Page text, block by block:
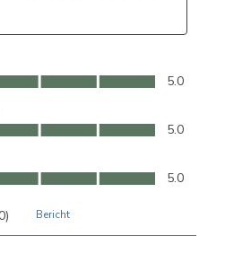
5.0
von 5
5.0
5.0
) Bericht